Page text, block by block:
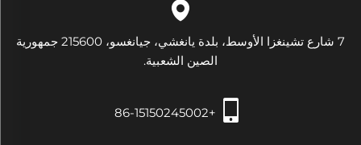
7 شارع تشينغزا الأوسط، بلدة يانغشي، جيانغسو، 215600 جمهورية
الصين الشعبية.
+86-15150245002